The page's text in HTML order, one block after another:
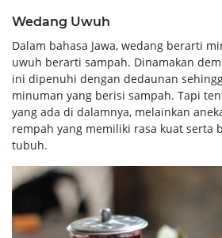
Wedang Uwuh
Dalam bahasa Jawa, wedang berarti
uwuh berarti sampah. Dinamakan
ini dipenuhi dengan dedaunan
minuman yang berisi sampah. Tapi
yang ada di dalamnya, melainkan
rempah yang memiliki rasa kuat serta
tubuh.